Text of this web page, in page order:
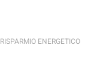
RISPARMIO ENERGETICO